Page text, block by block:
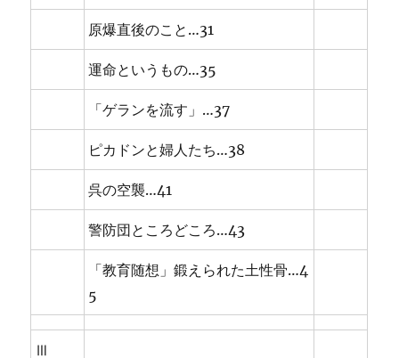
原爆直後のこと…31
運命というもの…35
「ゲランを流す」…37
ピカドンと婦人たち…38
呉の空襲…41
警防団ところどころ…43
「教育随想」鍛えられた土性骨…4
5
Ⅲ